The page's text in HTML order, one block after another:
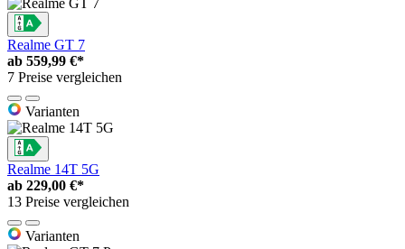
Realme GT 7
ab 559,99 €*
7 Preise vergleichen
Varianten
Realme 14T 5G
ab 229,00 €*
13 Preise vergleichen
Varianten